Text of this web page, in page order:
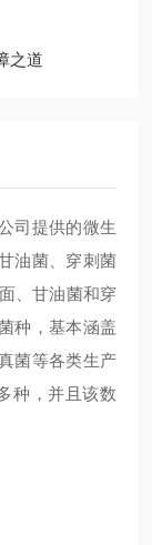
之道
司提供的微生
油菌、穿刺菌
、甘油菌和穿
种，基本涵盖
菌等各类生产
种，并且该数